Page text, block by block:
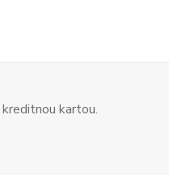
kartou.